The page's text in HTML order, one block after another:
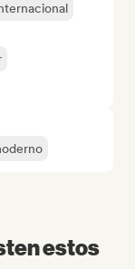
estos